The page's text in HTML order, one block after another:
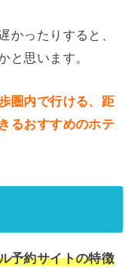
かったりすると、
と思います。
圏内で行ける、距
るおすすめのホテ
予約サイトの特徴